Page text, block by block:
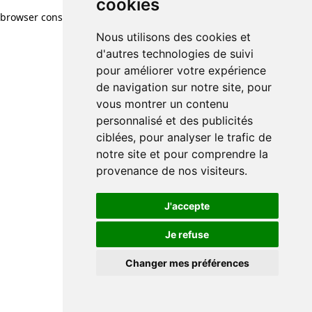
cookies
Nous utilisons des cookies et
d'autres technologies de suivi
pour améliorer votre expérience
de navigation sur notre site, pour
vous montrer un contenu
personnalisé et des publicités
ciblées, pour analyser le trafic de
notre site et pour comprendre la
provenance de nos visiteurs.
J'accepte
Je refuse
Changer mes préférences
browser console for more information)